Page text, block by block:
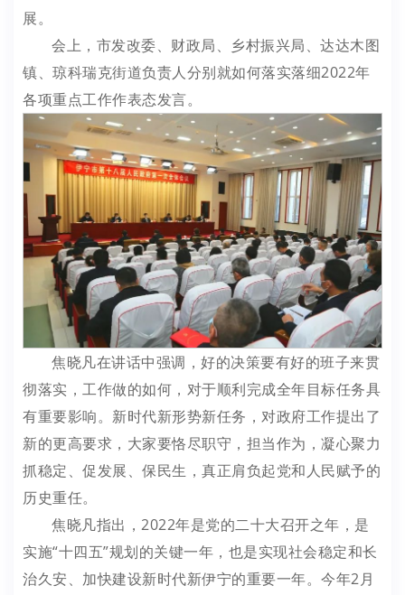
展。
会上，市发改委、财政局、乡村振兴局、达达木图
镇、琼科瑞克街道负责人分别就如何落实落细2022年
各项重点工作作表态发言。
焦晓凡在讲话中强调，好的决策要有好的班子来贯
彻落实，工作做的如何，对于顺利完成全年目标任务具
有重要影响。新时代新形势新任务，对政府工作提出了
新的更高要求，大家要恪尽职守，担当作为，凝心聚力
抓稳定、促发展、保民生，真正肩负起党和人民赋予的
历史重任。
焦晓凡指出，2022年是党的二十大召开之年，是
实施“十四五”规划的关键一年，也是实现社会稳定和长
治久安、加快建设新时代新伊宁的重要一年。今年2月